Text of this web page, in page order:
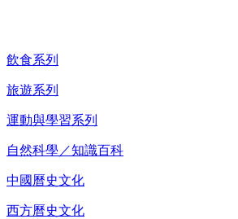
飲食系列
旅遊系列
運動與學習系列
自然科學／知識百科
中國曆史文化
西方曆史文化